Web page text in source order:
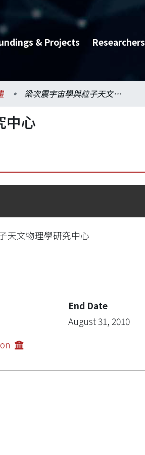
& Projects Researchers
梁次震宇宙學與粒子天文物理學研究中心
中心
天文物理學研究中心
End Date
August 31, 2010